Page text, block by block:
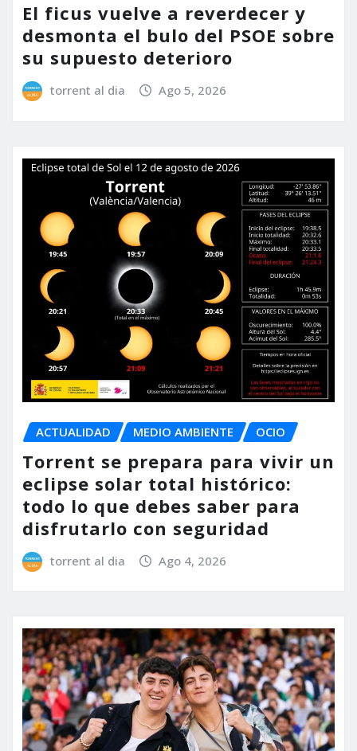
El ficus vuelve a reverdecer y
desmonta el bulo del PSOE sobre
su supuesto deterioro
torrent al dia Ago 5, 2026
ACTUALIDAD MEDIO AMBIENTE OCIO
Torrent se prepara para vivir un
eclipse solar total histórico:
todo lo que debes saber para
disfrutarlo con seguridad
torrent al dia Ago 4, 2026